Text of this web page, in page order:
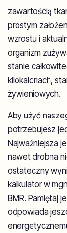
zawartością
prostym
wzrostu i
organizm
stanie
kilokaloriach,
żywieniowych.
Aby użyć
potrzebujesz
Najważniejsza
nawet drobna
ostateczny
kalkulator w
BMR. Pamiętaj
odpowiada